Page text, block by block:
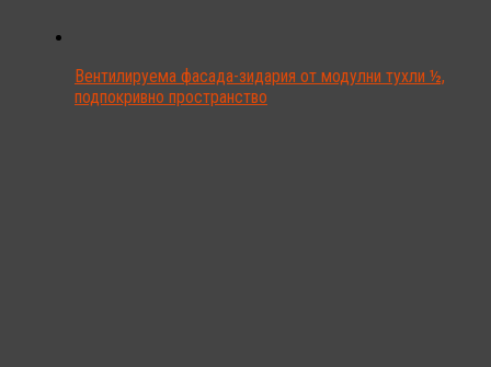
Вентилируема фасада-зидария от модулни тухли ½,
подпокривно пространство